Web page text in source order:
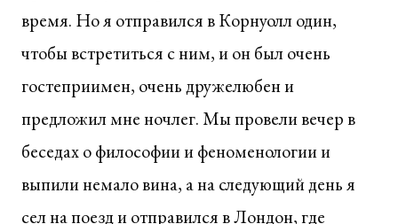
время. Но я отправился в Корнуолл один,
чтобы встретиться с ним, и он был очень
гостеприимен, очень дружелюбен и
предложил мне ночлег. Мы провели вечер в
беседах о философии и феноменологии и
выпили немало вина, а на следующий день я
сел на поезд и отправился в Лондон, где